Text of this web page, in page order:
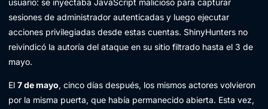
usuario: se inyectaba JavaScript malicioso para capturar
sesiones de administrador autenticadas y luego ejecutar
acciones privilegiadas desde estas cuentas. ShinyHunters no
reivindicó la autoría del ataque en su sitio filtrado hasta el 3 de
mayo.
El 7 de mayo, cinco días después, los mismos actores volvieron
por la misma puerta, que había permanecido abierta. Esta vez,